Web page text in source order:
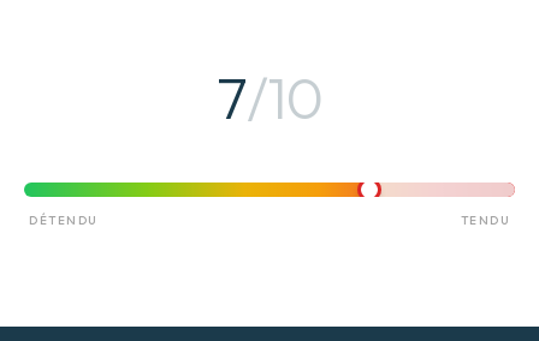
7/10
DÉTENDU TENDU